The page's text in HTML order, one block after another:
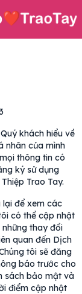
khách hiểu về
nhân của mình
thông tin có
ký sử dụng
Trao Tay.
lại để xem các
có thể cập nhật
thay đổi
quan đến Dịch
tôi sẽ đăng
báo trước cho
sách bảo mật và
điểm cập nhật